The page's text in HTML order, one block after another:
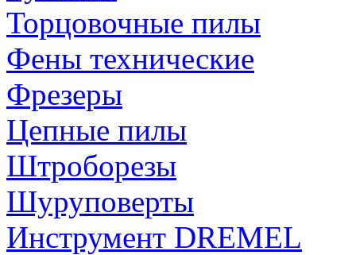
Торцовочные пилы
Фены технические
Фрезеры
Цепные пилы
Штроборезы
Шуруповерты
Инструмент DREMEL